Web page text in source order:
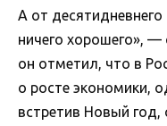
А от десятидневнего
ничего хорошего»,
он отметил, что в
о росте экономики,
встретив Новый год,